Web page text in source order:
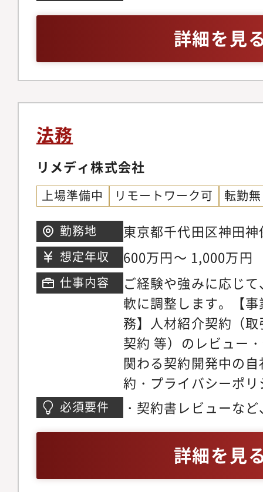
パクトを実感できる
レートグループ┗グ
役会・株主総会など
えたガバナンス体制
弁護士と連携して推
体制の構築・運用・
作権・ライセンス等
せてお任せします
再編等における法務支
またはガバナンス関
詳細を見
法務
リメディ株式会社
上場準備中 リモートワーク可 転勤無
勤務地
東京都千代田区神田
6階
想定年収 600万円～ 1,000万円
仕事内容
ご経験や強みに応じ
軟に調整します。【
務】人材紹介契約（
契約 等）のレビュー
関わる契約開発中の
約・プライバシーポ
業の立ち上げに参画
計NDA・各種契約の
らの法務相談対応、
先デューデリジェン
必須要件 ・契約書レビューな
詳細を見